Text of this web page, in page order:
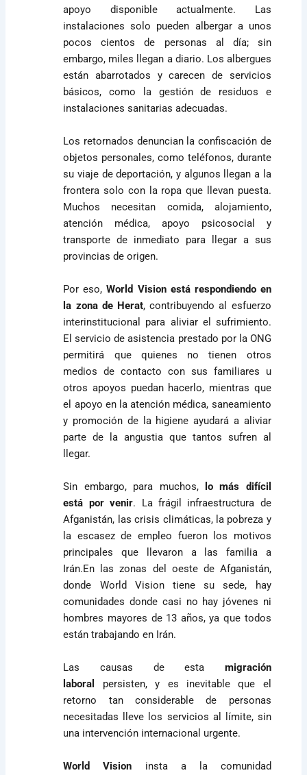
apoyo disponible actualmente. Las
instalaciones solo pueden albergar a unos
pocos cientos de personas al día; sin
embargo, miles llegan a diario. Los albergues
están abarrotados y carecen de servicios
básicos, como la gestión de residuos e
instalaciones sanitarias adecuadas.
Los retornados denuncian la confiscación de
objetos personales, como teléfonos, durante
su viaje de deportación, y algunos llegan a la
frontera solo con la ropa que llevan puesta.
Muchos necesitan comida, alojamiento,
atención médica, apoyo psicosocial y
transporte de inmediato para llegar a sus
provincias de origen.
Por eso,World Vision está respondiendo en
la zona de Herat, contribuyendo al esfuerzo
interinstitucional para aliviar el sufrimiento.
El servicio de asistencia prestado por la ONG
permitirá que quienes no tienen otros
medios de contacto con sus familiares u
otros apoyos puedan hacerlo, mientras que
el apoyo en la atención médica, saneamiento
y promoción de la higiene ayudará a aliviar
parte de la angustia que tantos sufren al
llegar.
Sin embargo, para muchos,
lo más difícil
está por venir. La frágil infraestructura de
Afganistán, las crisis climáticas, la pobreza y
la escasez de empleo fueron los motivos
principales que llevaron a las familia a
Irán.En las zonas del oeste de Afganistán,
donde World Vision tiene su sede, hay
comunidades donde casi no hay jóvenes ni
hombres mayores de 13 años, ya que todos
están trabajando en Irán.
Las causas de esta migración
laboral persisten, y es inevitable que el
retorno tan considerable de personas
necesitadas lleve los servicios al límite, sin
una intervención internacional urgente.
World Vision insta a la comunidad